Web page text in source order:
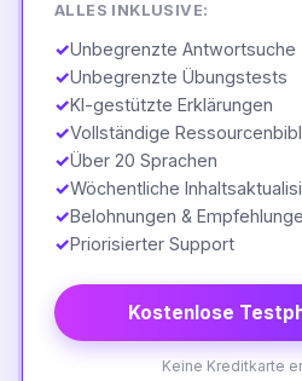
ALLES INKLUSIVE:
✓Unbegrenzte Antwortsuche
✓Unbegrenzte Übungstests
✓KI-gestützte Erklärungen
✓Vollständige
✓Über 20 Sprachen
✓Wöchentliche
✓Belohnungen &
✓Priorisierter Support
Kostenlose
Keine Kreditkarte